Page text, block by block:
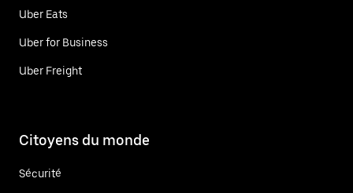
Uber Eats
Uber for Business
Uber Freight
Citoyens du monde
Sécurité